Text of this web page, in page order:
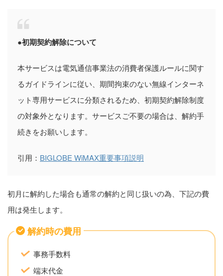
●初期契約解除について
本サービスは電気通信事業法の消費者保護ルールに関す
るガイドラインに従い、期間拘束のない無線インターネ
ット専用サービスに分類されるため、初期契約解除制度
の対象外となります。サービスご不要の場合は、解約手
続きをお願いします。
引用： BIGLOBE WiMAX重要事項説明
初月に解約した場合も通常の解約と同じ扱いの為、下記の費
用は発生します。
解約時の費用
事務手数料
端末代金